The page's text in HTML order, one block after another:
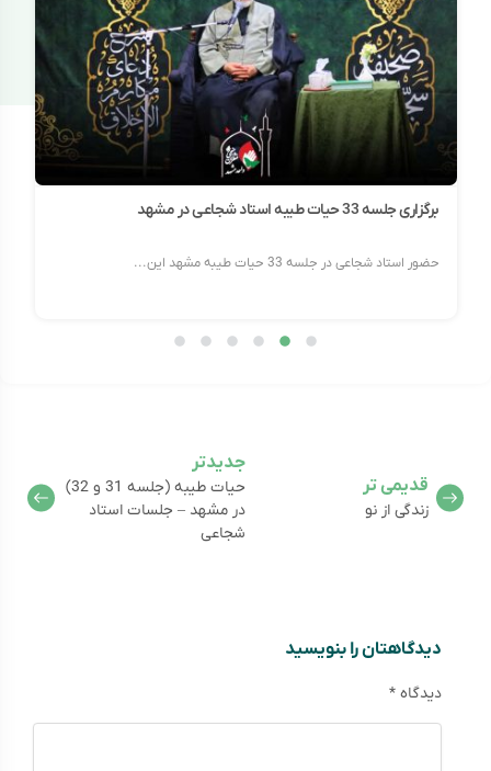
برگزاری جلسه 33 حیات طیبه استاد شجاعی در مشهد
حضور استاد شجاعی در جلسه 33 حیات طیبه مشهد این...
قدیمی تر
زندگی از نو
جدیدتر
حیات طیبه (جلسه 31 و 32)
در مشهد – جلسات استاد
شجاعی
دیدگاهتان را بنویسید
دیدگاه *